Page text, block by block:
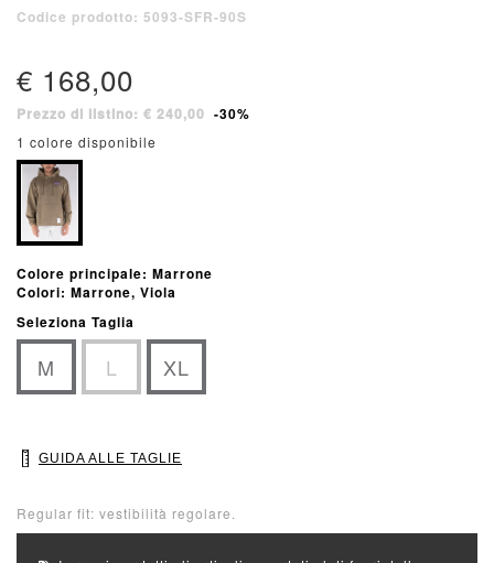
Codice prodotto: 5093-SFR-90S
€ 168,00
Prezzo di listino: € 240,00 -30%
1 colore disponibile
Colore principale: Marrone
Colori: Marrone, Viola
Seleziona Taglia
M L XL
GUIDA ALLE TAGLIE
Regular fit: vestibilità regolare.